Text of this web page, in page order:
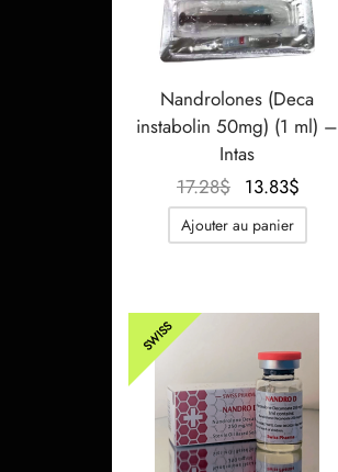
Nandrolones (Deca
instabolin 50mg) (1 ml) –
Intas
17.28$ Le prix
initial
était :
13.83$
Ajouter au panier
SWISS